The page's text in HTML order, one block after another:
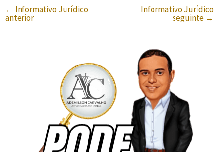
← Informativo Jurídico
anterior
Informativo Jurídico
seguinte →